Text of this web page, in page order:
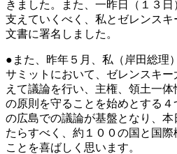
きました。また、一昨日（１３
支えていくべく、私とゼレンス
文書に署名しました。
●また、昨年５月、私（岸田総理
サミットにおいて、ゼレンスキ
えて議論を行い、主権、領土一
の原則を守ることを始めとする４
の広島での議論が基盤となり、
たらすべく、約１００の国と国
ことを喜ばしく思います。